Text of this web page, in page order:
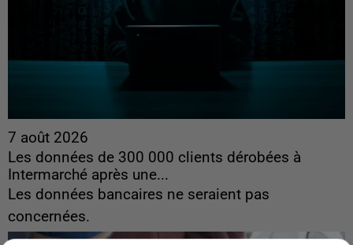
7 août 2026
Les données de 300 000 clients dérobées à
Intermarché après une...
Les données bancaires ne seraient pas
concernées.